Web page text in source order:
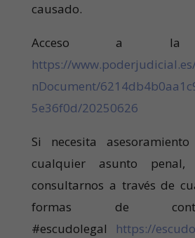
causado.
Acceso a la
https://
nDocument/
5e36f0d/20250626
Si necesita
cualquier asunto
consultarnos a través de
formas de
#escudolegal https://